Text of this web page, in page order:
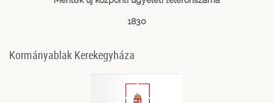
1830
Kormányablak Kerekegyháza